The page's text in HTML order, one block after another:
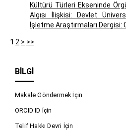
Kültürü Türleri Ekseninde
Algısı İlişkisi: Devlet
İşletme Araştırmaları Dergisi:
1 2 > >>
BILGI
Makale Göndermek İçin
ORCID ID İçin
Telif Hakkı Devri İçin